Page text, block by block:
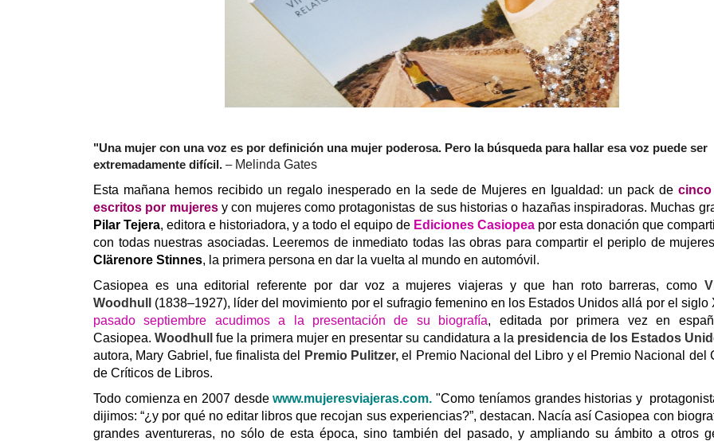
"Una mujer con una voz es por definición una mujer poderosa. Pero la búsqueda para hallar esa voz puede ser
extremadamente difícil. – Melinda Gates
Esta mañana hemos recibido un regalo inesperado en la sede de Mujeres en Igualdad: un pack de
escritos por mujeres y con mujeres como protagonistas de sus historias o hazañas inspiradoras. Muchas
Pilar Tejera, editora e historiadora, y a todo el equipo de Ediciones Casiopea por esta donación que
con todas nuestras asociadas. Leeremos de inmediato todas las obras para compartir el periplo de
Clärenore Stinnes, la primera persona en dar la vuelta al mundo en automóvil.
Casiopea es una editorial referente por dar voz a mujeres viajeras y que han roto barreras, como
Woodhull (1838–1927), líder del movimiento por el sufragio femenino en los Estados Unidos allá por el siglo
pasado septiembre acudimos a la presentación de su biografía, editada por primera vez en
Casiopea.Woodhullfue la primera mujer en presentar su candidatura a la presidencia de los Estados
autora, Mary Gabriel, fue finalista del
Premio Pulitzer,el Premio Nacional del Libro y el Premio Nacional del
de Críticos de Libros.
Todo comienza en 2007 desdewww.mujeresviajeras.com. "Como teníamos grandes historias y
dijimos: “¿y por qué no editar libros que recojan sus experiencias?”, destacan. Nacía así Casiopea con
grandes aventureras, no sólo de esta época, sino también del pasado, y ampliando su ámbito a otros